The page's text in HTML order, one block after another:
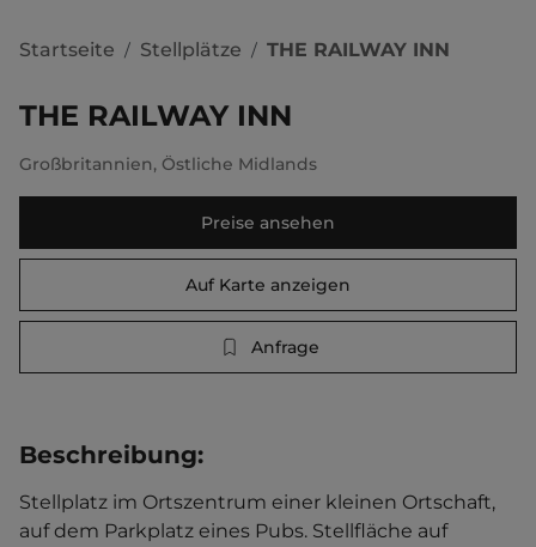
Startseite / Stellplätze / THE RAILWAY INN
THE RAILWAY INN
Großbritannien, Östliche Midlands
Preise ansehen
Auf Karte anzeigen
Anfrage
Beschreibung:
Stellplatz im Ortszentrum einer kleinen Ortschaft,
auf dem Parkplatz eines Pubs. Stellfläche auf